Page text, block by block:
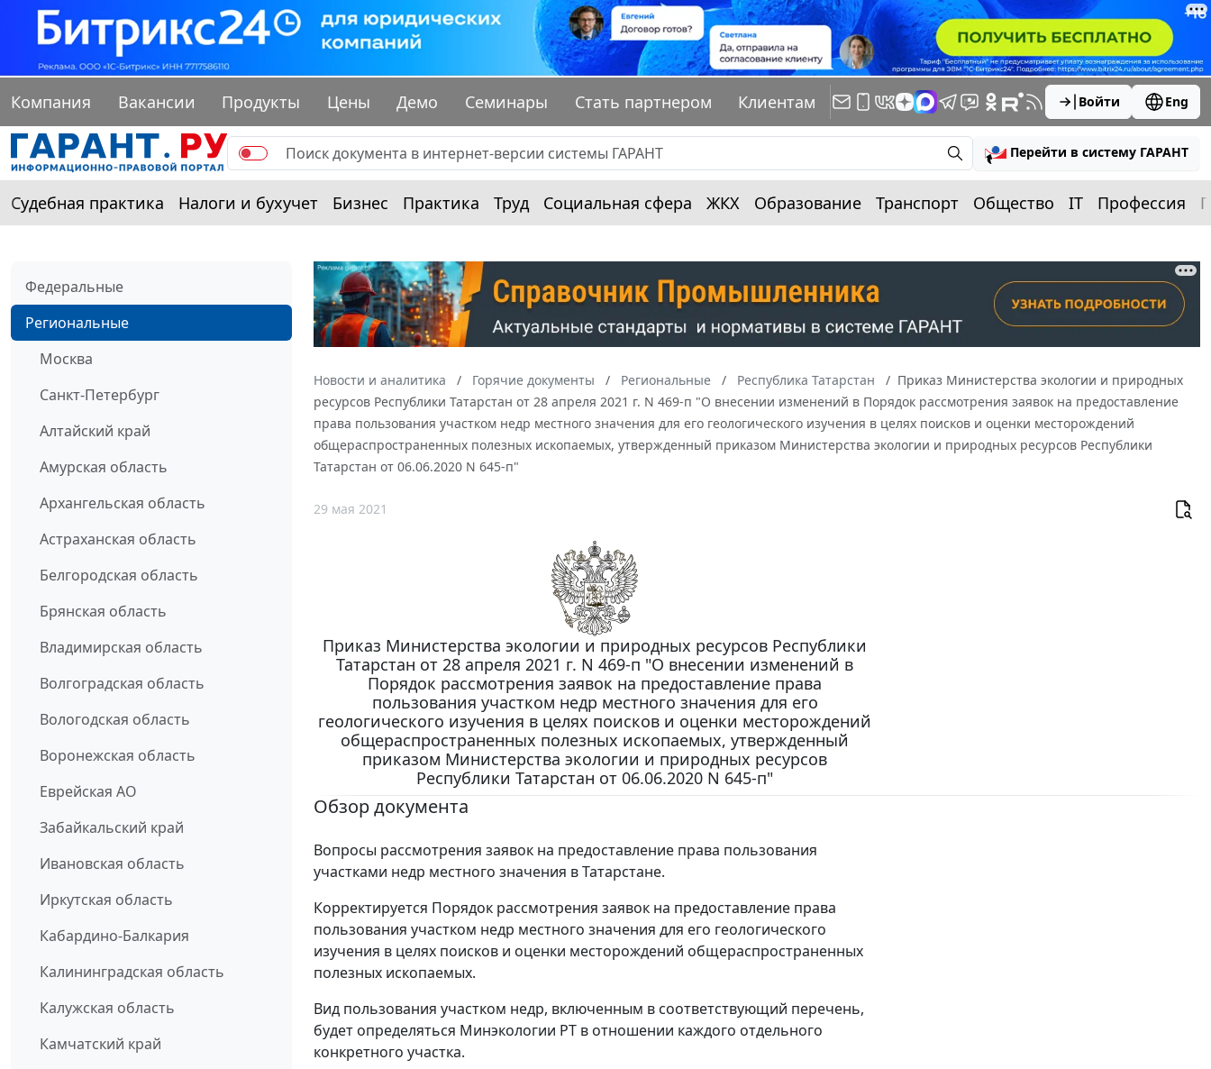
Компания Вакансии Продукты Цены Демо Семинары Стать партнером Клиентам Войти Eng
Перейти в систему ГАРАНТ
Судебная практика Налоги и бухучет Бизнес Практика Труд Социальная сфера ЖКХ Образование Транспорт Общество IT Профессия
Федеральные
Региональные
Москва
Санкт-Петербург
Алтайский край
Амурская область
Архангельская область
Астраханская область
Белгородская область
Брянская область
Владимирская область
Волгоградская область
Вологодская область
Воронежская область
Еврейская АО
Забайкальский край
Ивановская область
Иркутская область
Кабардино-Балкария
Калининградская область
Калужская область
Камчатский край
Новости и аналитика Горячие документы Региональные Республика Татарстан
Приказ Министерства экологии и природных
ресурсов Республики Татарстан от 28 апреля 2021 г. N 469-п "О внесении изменений в Порядок рассмотрения заявок на предоставление
права пользования участком недр местного значения для его геологического изучения в целях поисков и оценки месторождений
общераспространенных полезных ископаемых, утвержденный приказом Министерства экологии и природных ресурсов Республики
Татарстан от 06.06.2020 N 645-п"
29 мая 2021
Приказ Министерства экологии и природных ресурсов Республики
Татарстан от 28 апреля 2021 г. N 469-п "О внесении изменений в
Порядок рассмотрения заявок на предоставление права
пользования участком недр местного значения для его
геологического изучения в целях поисков и оценки месторождений
общераспространенных полезных ископаемых, утвержденный
приказом Министерства экологии и природных ресурсов
Республики Татарстан от 06.06.2020 N 645-п"
Обзор документа
Вопросы рассмотрения заявок на предоставление права пользования
участками недр местного значения в Татарстане.
Корректируется Порядок рассмотрения заявок на предоставление права
пользования участком недр местного значения для его геологического
изучения в целях поисков и оценки месторождений общераспространенных
полезных ископаемых.
Вид пользования участком недр, включенным в соответствующий перечень,
будет определяться Минэкологии РТ в отношении каждого отдельного
конкретного участка.